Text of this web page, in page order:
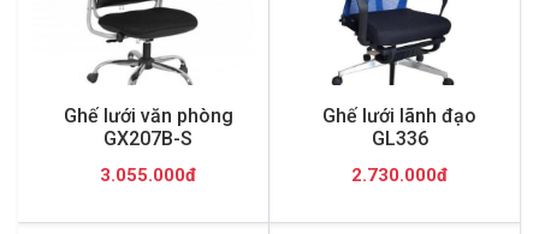
Ghế lưới văn phòng
GX207B-S
3.055.000đ
Ghế lưới lãnh đạo
GL336
2.730.000đ